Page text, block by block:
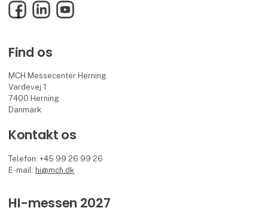
FacebookLinkedInYouTube
Find os
MCH Messecenter Herning
Vardevej 1
7400 Herning
Danmark
Kontakt os
Telefon: +45 99 26 99 26
E-mail: hi@mch.dk
HI-messen 2027